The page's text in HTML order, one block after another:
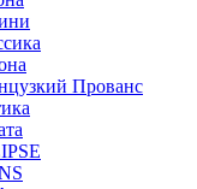
Прованс